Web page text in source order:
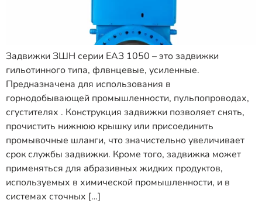
Задвижки ЗШН серии ЕАЗ 1050 – это задвижки
гильотинного типа, флвнцевые, усиленные.
Предназначена для использования в
горнодобывающей промышленности, пульпопроводах,
сгустителях . Конструкция задвижки позволяет снять,
прочистить нижнюю крышку или присоединить
промывочные шланги, что значистельно увеличивает
срок службы задвижки. Кроме того, задвижка может
применяться для абразивных жидких продуктов,
используемых в химической промышленности, и в
системах сточных […]